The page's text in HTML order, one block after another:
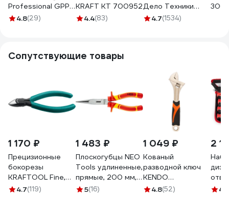
Professional GPP-
124.8(29)
KRAFT KT 700952
4.4(83)
Дело Техники
415300
4.7(1534)
Сопутствующие товары
1 170 ₽
Прецизионные
бокорезы
KRAFTOOL Fine,
чистый рез 115 мм
4.7(119)
1 483 ₽
Плоскогубцы NEO
Tools удлиненные,
прямые, 200 мм,
1000V, CrV,
5(16)
1 049 ₽
Кованый
разводной ключ
KENDO
углеродистая
4.8(52)
2
4.6